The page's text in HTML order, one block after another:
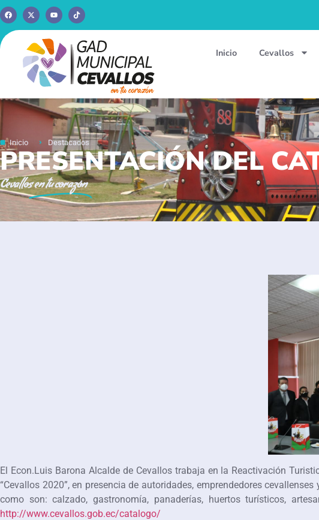
Inicio Cevallos
Inicio Destacados
PRESENTACIÓN DEL
Cevallosen tu corazón
El Econ.Luis Barona Alcalde de Cevallos trabaja en la Reactivación
“Cevallos 2020”, en presencia de autoridades, emprendedores
como son: calzado, gastronomía, panaderías, huertos turísticos,
http://www.cevallos.gob.ec/catalogo/